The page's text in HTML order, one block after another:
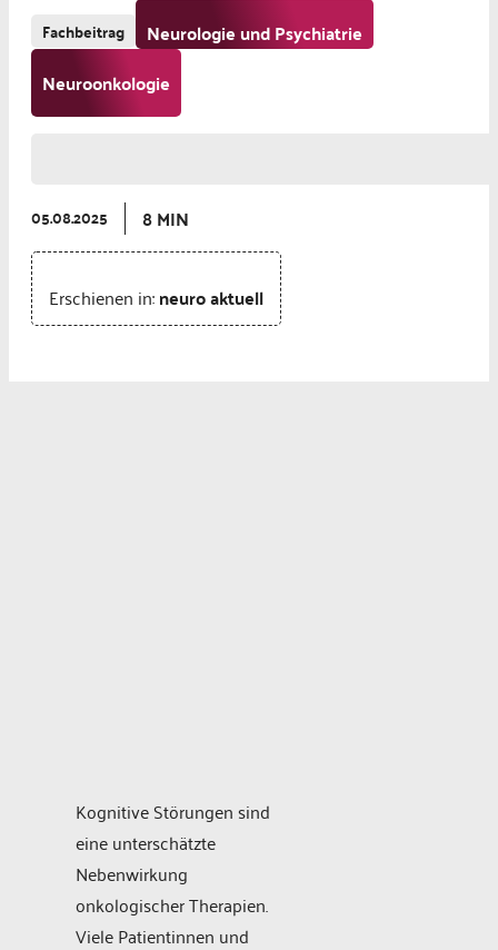
Fachbeitrag
Neurologie und Psychiatrie
Neuroonkologie
05.08.2025 8 MIN
Erschienen in:neuro aktuell
Kognitive Störungen sind
eine unterschätzte
Nebenwirkung
onkologischer Therapien.
Viele Patientinnen und